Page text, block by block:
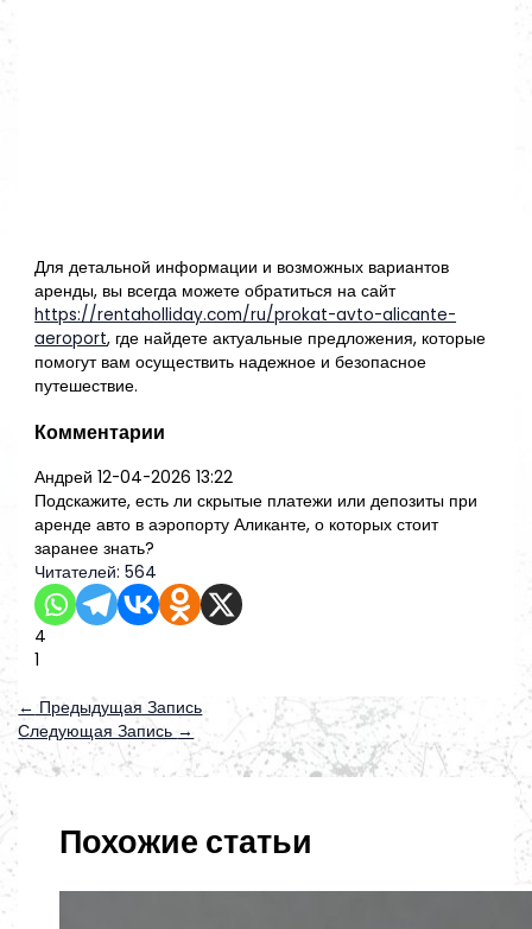
Для детальной информации и возможных вариантов
аренды, вы всегда можете обратиться на сайт
https://rentaholliday.com/ru/prokat-avto-alicante-
aeroport, где найдете актуальные предложения, которые
помогут вам осуществить надежное и безопасное
путешествие.
Комментарии
Андрей 12-04-2026 13:22
Подскажите, есть ли скрытые платежи или депозиты при
аренде авто в аэропорту Аликанте, о которых стоит
заранее знать?
Читателей: 564
4
1
← Предыдущая Запись
Следующая Запись →
Похожие статьи